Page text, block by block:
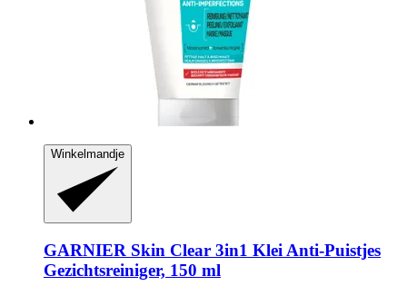
Winkelmandje
GARNIER Skin Clear 3in1 Klei Anti-​Puistjes
Gezichtsreiniger, 150 ml